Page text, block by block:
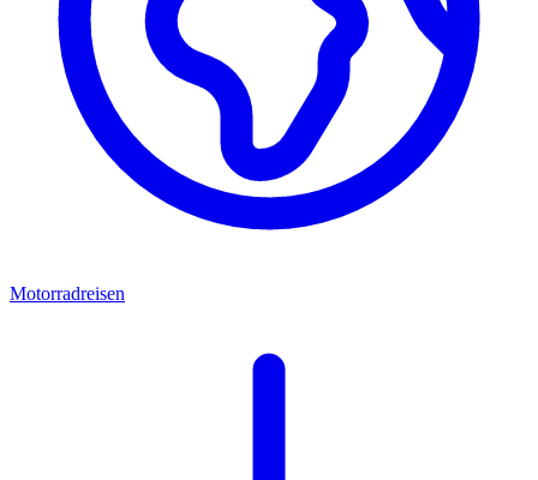
Motorradreisen